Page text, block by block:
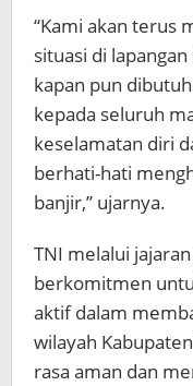
“Kami akan terus
situasi di
kapan pun
kepada seluruh
keselamatan diri
berhati-hati
banjir,” ujarnya.
TNI melalui
berkomitmen
aktif dalam
wilayah
rasa aman dan